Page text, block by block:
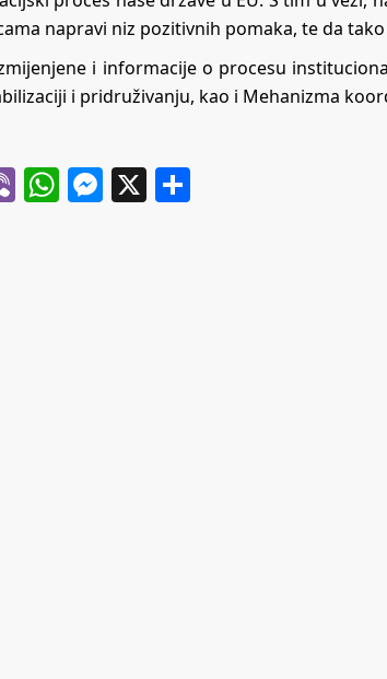
napravi niz pozitivnih pomaka, te da
i informacije o procesu
i pridruživanju, kao i Mehanizma
ViberWhatsApp
Messenger
X